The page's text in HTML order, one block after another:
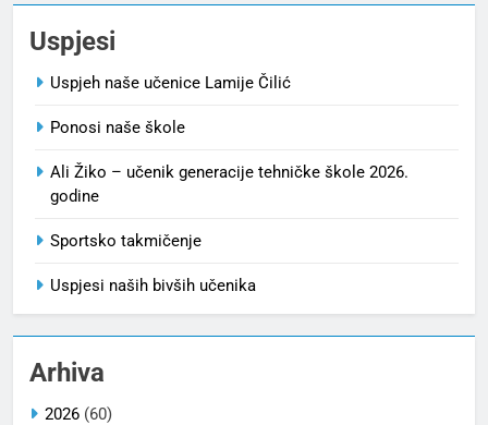
Uspjesi
Uspjeh naše učenice Lamije Čilić
Ponosi naše škole
Ali Žiko – učenik generacije tehničke škole 2026.
godine
Sportsko takmičenje
Uspjesi naših bivših učenika
Arhiva
2026 (60)